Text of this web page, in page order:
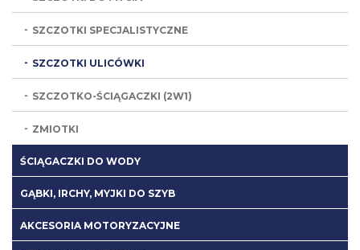
SZCZOTKI SPECJALISTYCZNE
SZCZOTKI ULICÓWKI
SZCZOTKO-ŚCIĄGACZKI (2W1)
ZMIOTKI
ŚCIĄGACZKI DO WODY
GĄBKI, IRCHY, MYJKI DO SZYB
AKCESORIA MOTORYZACYJNE